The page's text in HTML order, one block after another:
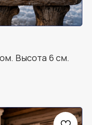
Высота 6 см.